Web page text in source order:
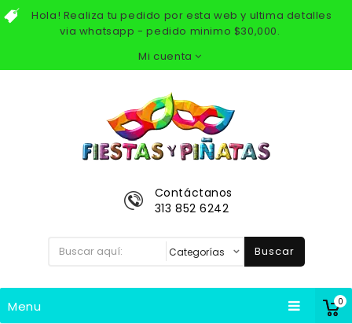
Hola! Realiza tu pedido por esta web y ultima detalles
via whatsapp - pedido minimo $30,000.
Mi cuenta
0
Contáctanos
313 852 6242
Buscar
Menu